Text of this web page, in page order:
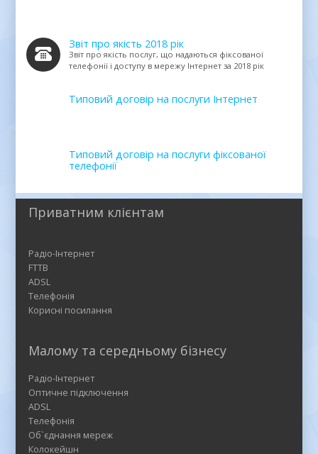
Звіт про якість 2018 рік
Звіт про якість послуг, що надаються фіксованої
телефонії і доступу в мережу Інтернет за 2018 рік
Типовий договір на послуги Інтернет
Типовий договір на послуги фіксованої
телефонії
Приватним клієнтам
Радіо-Інтернет
FTTB
ADSL
Телефонія
Корисні посилання
Малому та середньому бізнесу
Радіо-Інтернет
Оптичне підключення
ADSL
Телефонія
Об`єднання мереж
Колокейшн